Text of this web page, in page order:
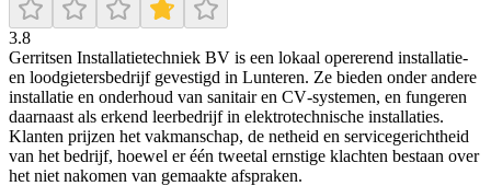
3.8
Gerritsen Installatietechniek BV is een lokaal opererend installatie‑
en loodgietersbedrijf gevestigd in Lunteren. Ze bieden onder andere
installatie en onderhoud van sanitair en CV‑systemen, en fungeren
daarnaast als erkend leerbedrijf in elektrotechnische installaties.
Klanten prijzen het vakmanschap, de netheid en servicegerichtheid
van het bedrijf, hoewel er één tweetal ernstige klachten bestaan over
het niet nakomen van gemaakte afspraken.